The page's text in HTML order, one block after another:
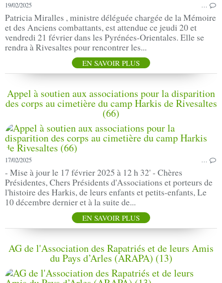
19/02/2025 …
Patricia Miralles , ministre déléguée chargée de la Mémoire
et des Anciens combattants, est attendue ce jeudi 20 et
vendredi 21 février dans les Pyrénées-Orientales. Elle se
rendra à Rivesaltes pour rencontrer les...
EN SAVOIR PLUS
Appel à soutien aux associations pour la disparition
des corps au cimetière du camp Harkis de Rivesaltes
(66)
17/02/2025 …
- Mise à jour le 17 février 2025 à 12 h 32' - Chères
Présidentes, Chers Présidents d'Associations et porteurs de
l'histoire des Harkis, de leurs enfants et petits-enfants, Le
10 décembre dernier et à la suite de...
EN SAVOIR PLUS
AG de l'Association des Rapatriés et de leurs Amis
du Pays d’Arles (ARAPA) (13)